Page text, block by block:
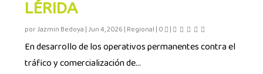
LÉRIDA
porJazmin Bedoya | Jun 4, 2026 | Regional | 0 |
En desarrollo de los operativos permanentes contra el
tráfico y comercialización de...